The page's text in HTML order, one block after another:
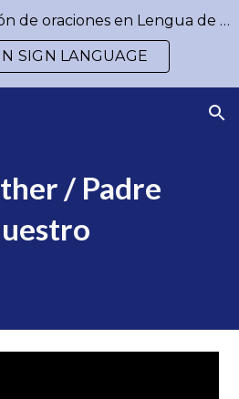
Skip to navigation
No olviden ver la sección de oraciones en Lengua de Señas / Don´t forget to watch our prayers in Sign Language
SIGN LANGUAGE
/ Padre